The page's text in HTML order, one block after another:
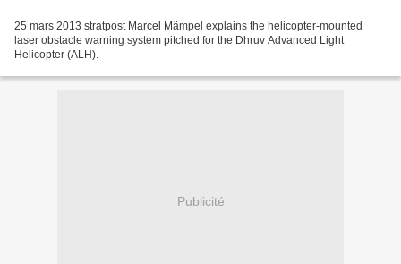
25 mars 2013 stratpost Marcel Mämpel explains the helicopter-mounted
laser obstacle warning system pitched for the Dhruv Advanced Light
Helicopter (ALH).
Publicité